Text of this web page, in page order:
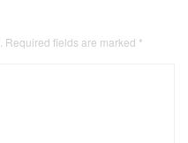
Required fields are marked *